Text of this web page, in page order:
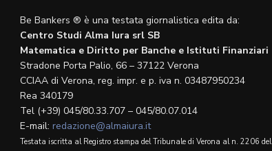
Be Bankers ® è una testata giornalistica edita da:
Centro Studi Alma Iura srl SB
Matematica e Diritto per Banche e Istituti Finanziari
Stradone Porta Palio, 66 – 37122 Verona
CCIAA di Verona, reg. impr. e p. iva n. 03487950234
Rea 340179
Tel (+39) 045/80.33.707 – 045/80.07.014
E-mail: redazione@almaiura.it
Testata iscritta al Registro stampa del Tribunale di Verona al n. 2206 del